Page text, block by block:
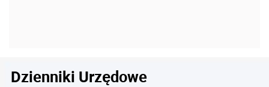
Dzienniki Urzędowe